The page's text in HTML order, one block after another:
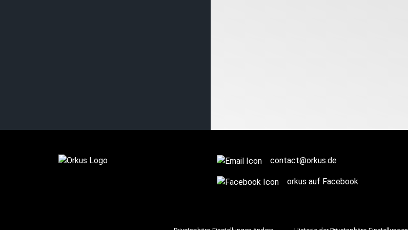
contact@orkus.de
orkus auf Facebook